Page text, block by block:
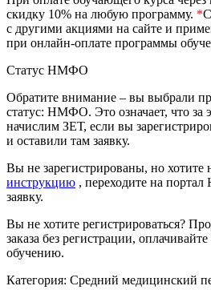
Управление охраной труда.
Безопасность труда
общественного питания в
организации
Управление
скидку 10% на любую программу. *
с другими акциями на сайте и
при онлайн-оплате программы
Статус НМФО
Обратите внимание – вы выбрали
статус: НМФО. Это означает, что за
начислим ЗЕТ, если вы
и оставили там заявку.
Вы не зарегистрированы, но хотите
инструкцию , переходите на
заявку.
Вы не хотите регистрироваться?
заказа без регистрации,
обучению.
Категория: Средний медицинский